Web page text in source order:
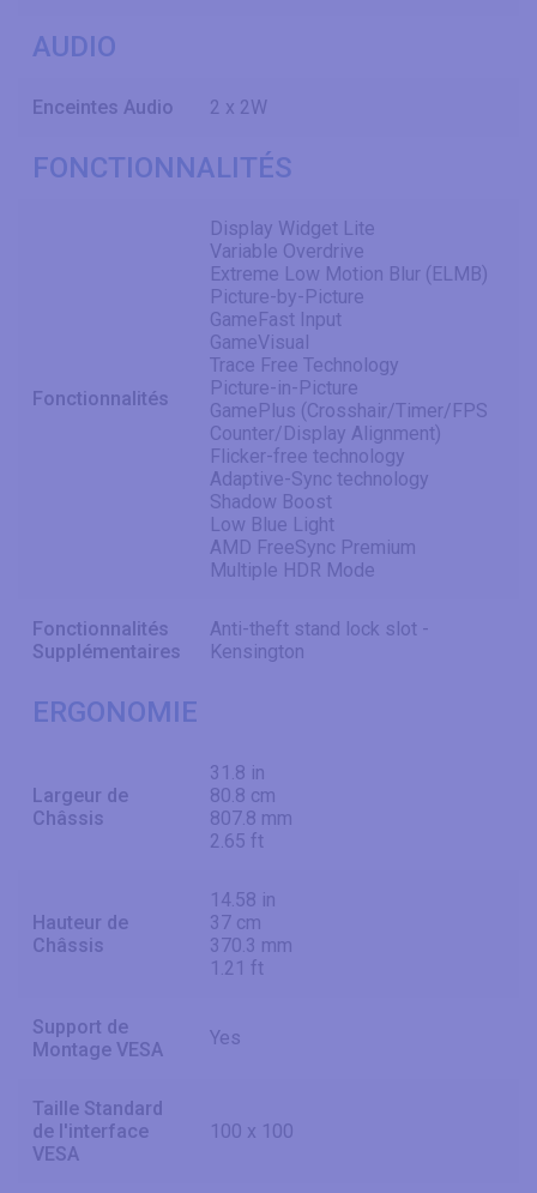
AUDIO
Enceintes Audio 2 x 2W
FONCTIONNALITÉS
Fonctionnalités
Display Widget Lite
Variable Overdrive
Extreme Low Motion Blur (ELMB)
Picture-by-Picture
GameFast Input
GameVisual
Trace Free Technology
Picture-in-Picture
GamePlus (Crosshair/Timer/FPS
Counter/Display Alignment)
Flicker-free technology
Adaptive-Sync technology
Shadow Boost
Low Blue Light
AMD FreeSync Premium
Multiple HDR Mode
Fonctionnalités
Supplémentaires
Anti-theft stand lock slot -
Kensington
ERGONOMIE
Largeur de
Châssis
31.8 in
80.8 cm
807.8 mm
2.65 ft
Hauteur de
Châssis
14.58 in
37 cm
370.3 mm
1.21 ft
Support de
Montage VESA
Yes
Taille Standard
de l'interface
VESA
100 x 100